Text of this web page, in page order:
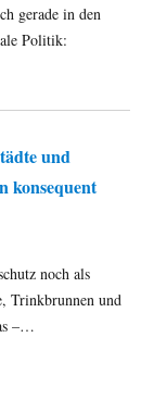
gerade in den
Politik:
und
konsequent
noch als
Trinkbrunnen und
–…